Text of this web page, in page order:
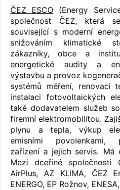
ČEZ ESCO (Energy
společnost ČEZ, která
související s moderní
snižováním klimatické
zákazníky, obce a
energetické audity a
výstavbu a provoz
systémů měření, renovaci
instalaci fotovoltaických
také dodavatelem služeb
firemní elektromobilitou.
plynu a tepla, výkup
emisními povolenkami,
zařízení a jejich servis. Má
Mezi dceřiné společnosti
AirPlus, AZ KLIMA, ČEZ
ENERGO, EP Rožnov,